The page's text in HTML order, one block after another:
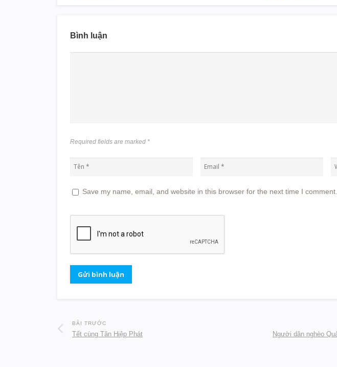
Bình luận
Required fields are marked *
Save my name, email, and website in this browser for the next time I comment.
BÀI TRƯỚC
Tết cùng Tân Hiệp Phát
Người dân nghèo